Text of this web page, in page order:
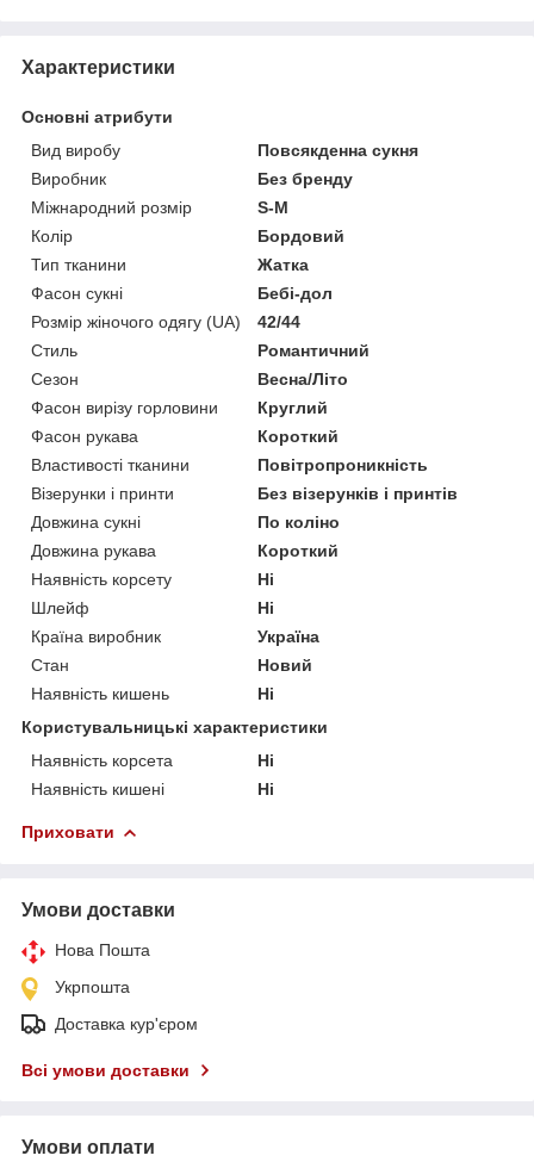
Характеристики
Основні атрибути
Вид виробу
Повсякденна сукня
Виробник
Без бренду
Міжнародний розмір
S-M
Колір
Бордовий
Тип тканини
Жатка
Фасон сукні
Бебі-дол
Розмір жіночого одягу (UA)
42/44
Стиль
Романтичний
Сезон
Весна/Літо
Фасон вирізу горловини
Круглий
Фасон рукава
Короткий
Властивості тканини
Повітропроникність
Візерунки і принти
Без візерунків і принтів
Довжина сукні
По коліно
Довжина рукава
Короткий
Наявність корсету
Ні
Шлейф
Ні
Країна виробник
Україна
Стан
Новий
Наявність кишень
Ні
Користувальницькі характеристики
Наявність корсета
Ні
Наявність кишені
Ні
Приховати
Умови доставки
Нова Пошта
Укрпошта
Доставка кур'єром
Всі умови доставки
Умови оплати